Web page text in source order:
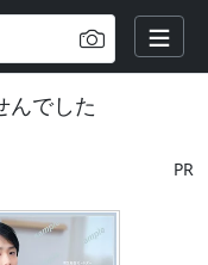
んでした
PR